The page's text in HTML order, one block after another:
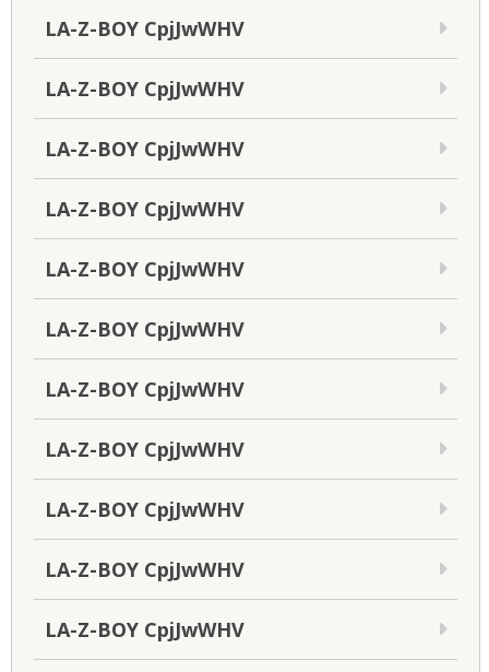
LA-Z-BOY CpjJwWHV
LA-Z-BOY CpjJwWHV
LA-Z-BOY CpjJwWHV
LA-Z-BOY CpjJwWHV
LA-Z-BOY CpjJwWHV
LA-Z-BOY CpjJwWHV
LA-Z-BOY CpjJwWHV
LA-Z-BOY CpjJwWHV
LA-Z-BOY CpjJwWHV
LA-Z-BOY CpjJwWHV
LA-Z-BOY CpjJwWHV